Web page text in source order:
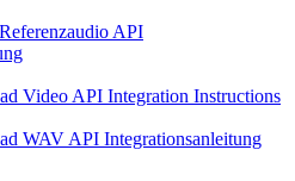
API
Video API Integration Instructions
WAV API Integrationsanleitung